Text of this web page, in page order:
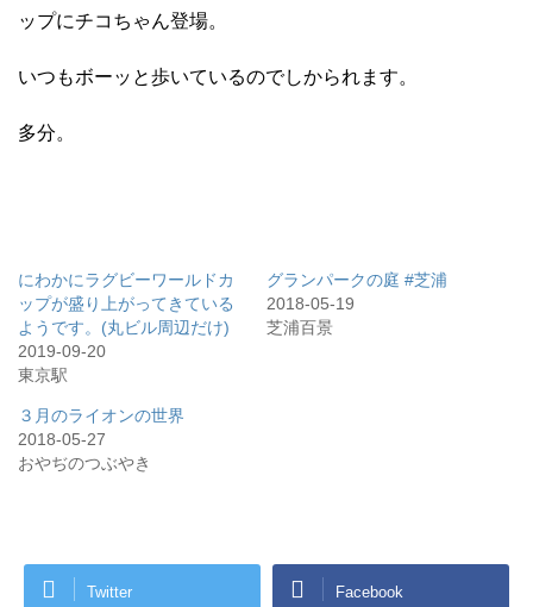
ップにチコちゃん登場。
いつもボーッと歩いているのでしかられます。
多分。
にわかにラグビーワールドカ
ップが盛り上がってきている
ようです。(丸ビル周辺だけ)
2019-09-20
東京駅
グランパークの庭 #芝浦
2018-05-19
芝浦百景
３月のライオンの世界
2018-05-27
おやぢのつぶやき
Twitter Facebook